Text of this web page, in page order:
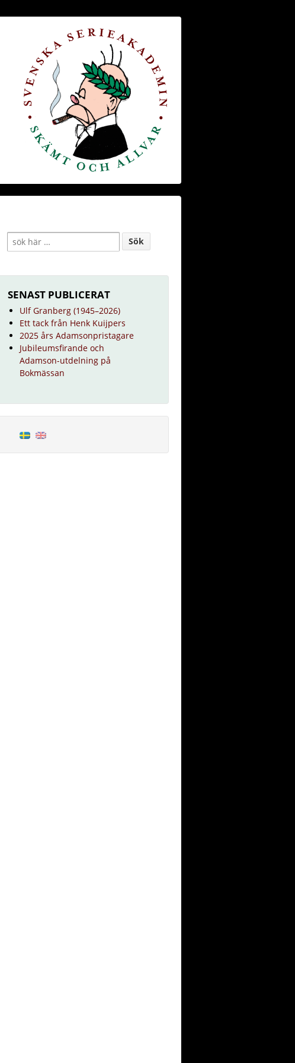
SENAST PUBLICERAT
Ulf Granberg (1945–2026)
Ett tack från Henk Kuijpers
2025 års Adamsonpristagare
Jubileumsfirande och
Adamson-utdelning på
Bokmässan